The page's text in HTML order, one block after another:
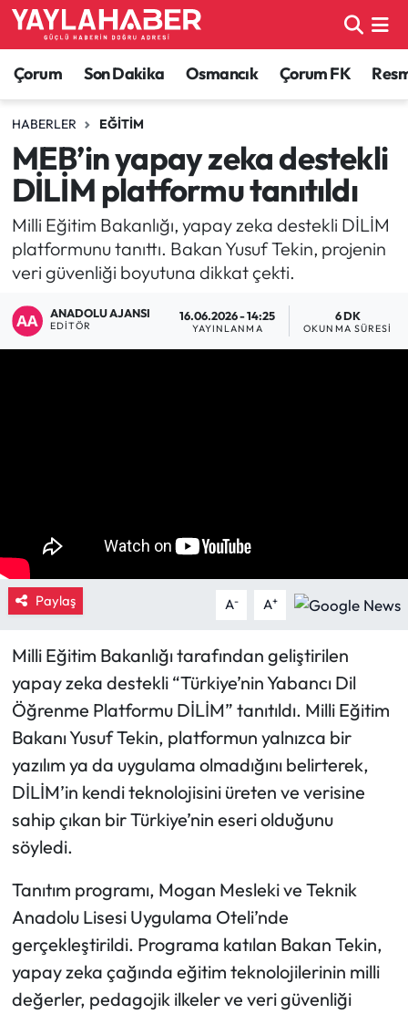
Çorum Son Dakika Osmancık Çorum FK
HABERLER EĞITIM
MEB’in yapay zeka destekli
DİLİM platformu tanıtıldı
Milli Eğitim Bakanlığı, yapay zeka destekli DİLİM
platformunu tanıttı. Bakan Yusuf Tekin, projenin
veri güvenliği boyutuna dikkat çekti.
ANADOLU AJANSI
EDITÖR
16.06.2026 - 14:25
YAYINLANMA
6 DK
OKUNMA SÜRESI
Paylaş A- A+
Milli Eğitim Bakanlığı tarafından geliştirilen
yapay zeka destekli “Türkiye’nin Yabancı Dil
Öğrenme Platformu DİLİM” tanıtıldı. Milli Eğitim
Bakanı Yusuf Tekin, platformun yalnızca bir
yazılım ya da uygulama olmadığını belirterek,
DİLİM’in kendi teknolojisini üreten ve verisine
sahip çıkan bir Türkiye’nin eseri olduğunu
söyledi.
Tanıtım programı, Mogan Mesleki ve Teknik
Anadolu Lisesi Uygulama Oteli’nde
gerçekleştirildi. Programa katılan Bakan Tekin,
yapay zeka çağında eğitim teknolojilerinin milli
değerler, pedagojik ilkeler ve veri güvenliği
Alaca Haberleri
Bayat Haberleri
Bilgi - Keşfet Haberleri
Bilim ve Teknoloji
Boğazkale Haberleri
Çorum Son Dakika Haberleri
Güncel
İskilip Haberleri
Kimdir?
Kültür Sanat
Laçin Haberleri
Magazin
Mecitözü Haberleri
Oğuzlar Haberleri
Ortaköy Haberleri
Osmancık Haberleri
Çorum Nöbetçi Eczaneler
Çorum Hava Durumu
Çorum Namaz Vakitleri
Çorum Trafik Yoğunluk Haritası
TFF 1.Lig Puan Durumu ve Fikstür
Son Dakika Haberleri